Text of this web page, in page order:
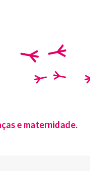
e maternidade.